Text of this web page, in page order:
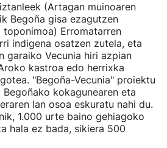
(Artagan muinoaren
Begoña gisa ezagutzen
toponimoa) Erromatarren
indigena osatzen zutela, eta
garaiko Vecunia hiri azpian
kastroa edo herrixka
"Begoña-Vecunia" proiektu
kokagunearen eta
lan osoa eskuratu nahi du.
1.000 urte baino gehiagoko
hala ez bada, sikiera 500